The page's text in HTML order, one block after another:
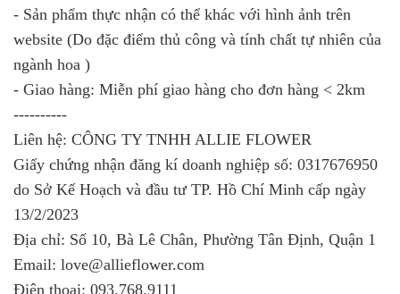
- Sản phẩm thực nhận có thể khác với hình ảnh trên
website (Do đặc điểm thủ công và tính chất tự nhiên của
ngành hoa )
- Giao hàng: Miễn phí giao hàng cho đơn hàng < 2km
----------
Liên hệ: CÔNG TY TNHH ALLIE FLOWER
Giấy chứng nhận đăng kí doanh nghiệp số: 0317676950
do Sở Kế Hoạch và đầu tư TP. Hồ Chí Minh cấp ngày
13/2/2023
Địa chỉ: Số 10, Bà Lê Chân, Phường Tân Định, Quận 1
Email: love@allieflower.com
Điện thoại: 093.768.9111